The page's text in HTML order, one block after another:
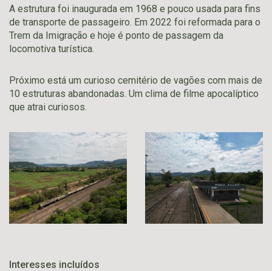
A estrutura foi inaugurada em 1968 e pouco usada para fins
de transporte de passageiro. Em 2022 foi reformada para o
Trem da Imigração e hoje é ponto de passagem da
locomotiva turística.
Próximo está um curioso cemitério de vagões com mais de
10 estruturas abandonadas. Um clima de filme apocalíptico
que atrai curiosos.
Interesses incluídos